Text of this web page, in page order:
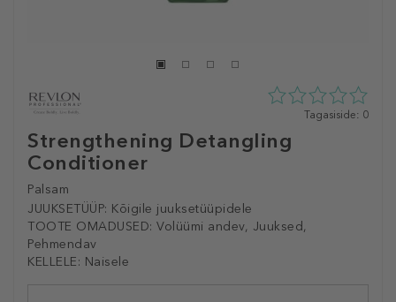
Strengthening Detangling
Conditioner
Palsam
JUUKSETÜÜP: Kõigile juuksetüüpidele
TOOTE OMADUSED: Volüümi andev, Juuksed,
Pehmendav
KELLELE: Naisele
0
Tagasiside: 0